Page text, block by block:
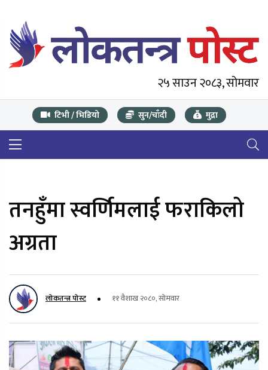
२५ साउन २०८३, सोमवार
टिभी / भिडियो सुन/चाँदी मुद्रा
तनहुँमा स्वर्णिमलाई फराकिलो
अग्रता
लोकतन्त्र पोस्ट ११ वैशाख २०८०, सोमवार